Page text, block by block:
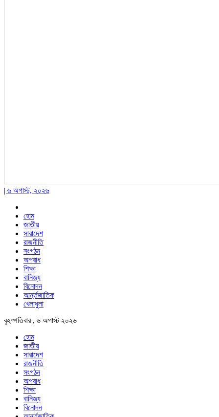
| ৬ অগাস্ট, ২০২৬
হোম
জাতীয়
সারাদেশ
রাজনীতি
সংগঠন
অপরাধ
শিক্ষা
বানিজ্য
বিনোদন
আর্ন্তজাতিক
খেলাধুলা
বৃহস্পতিবার , ৬ অগাস্ট ২০২৬
হোম
জাতীয়
সারাদেশ
রাজনীতি
সংগঠন
অপরাধ
শিক্ষা
বানিজ্য
বিনোদন